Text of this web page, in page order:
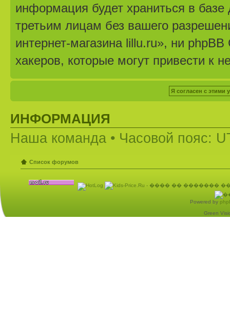
информация будет храниться в
третьим лицам без вашего
интернет-магазина lillu.ru», ни
хакеров, которые могут привести к
ИНФОРМАЦИЯ
Наша команда • Часовой пояс:
Список форумов
Powered by
Green